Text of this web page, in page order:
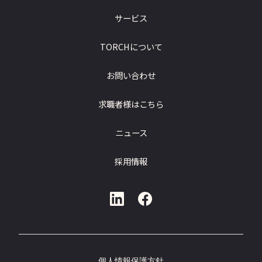
サービス
TORCHについて
お問い合わせ
求職者様はこちら
ニュース
採用情報